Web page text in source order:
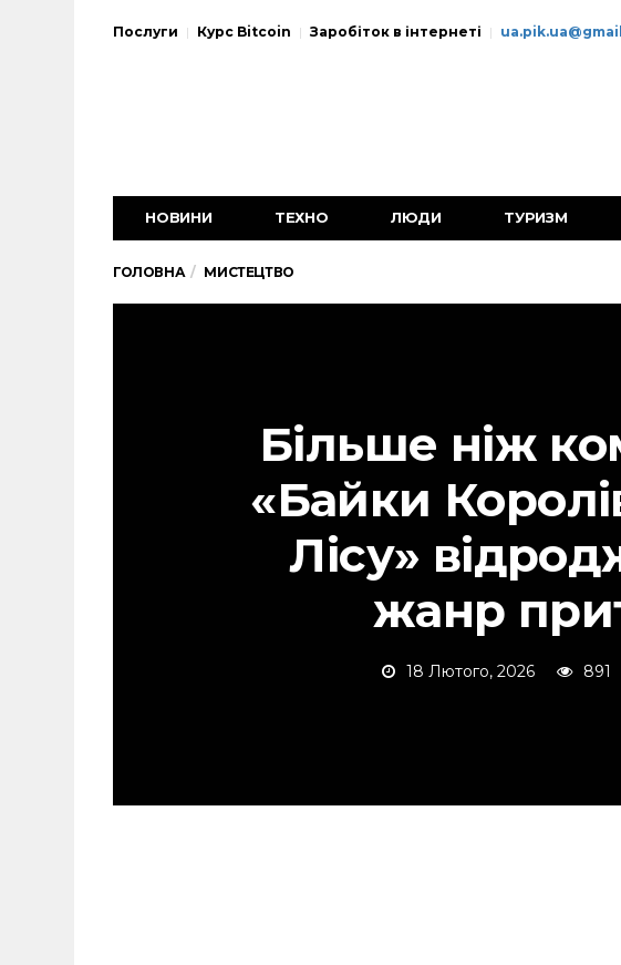
Послуги Курс Bitcoin Заробіток в інтернеті
НОВИНИ ТЕХНО ЛЮДИ ТУРИЗМ
ГОЛОВНА МИСТЕЦТВО
Більше ніж
«Байки
Лісу»
жанр
18 Лютого, 2026 891